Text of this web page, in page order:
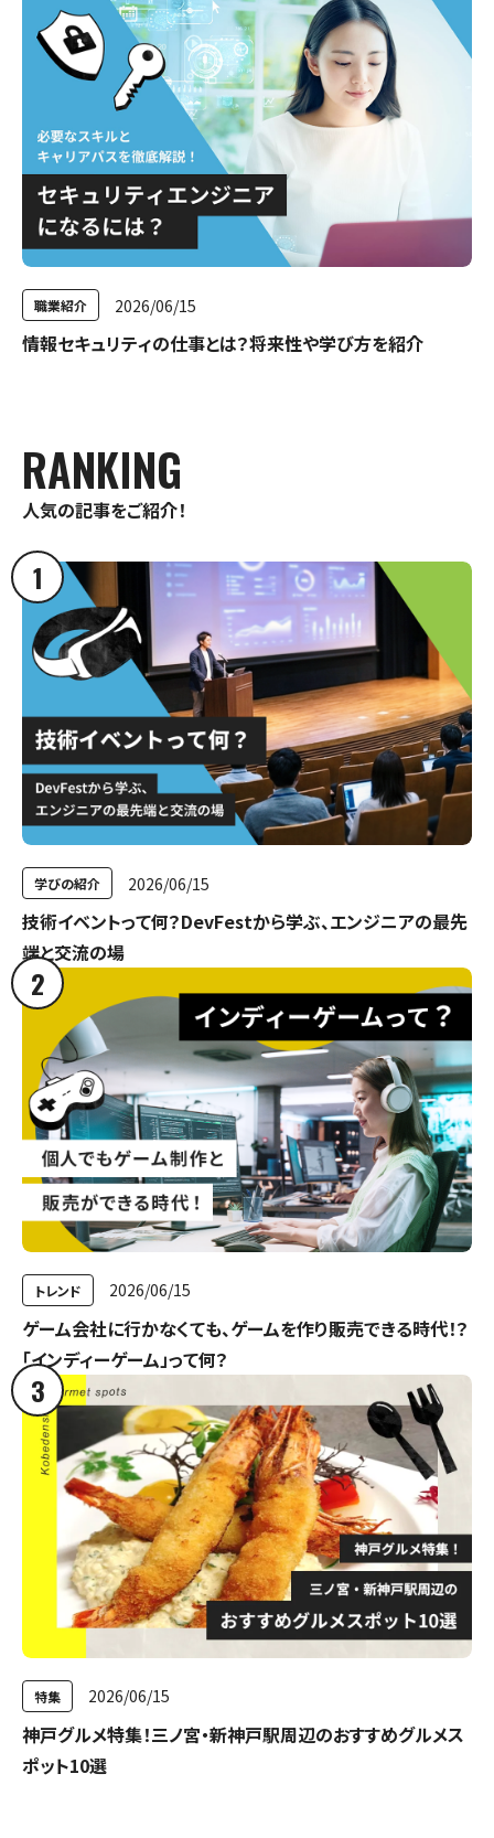
職業紹介 2026/06/15
情報セキュリティの仕事とは？将来性や学び方を紹介
RANKING
人気の記事をご紹介！
1
学びの紹介 2026/06/15
技術イベントって何？DevFestから学ぶ、エンジニアの最先
端と交流の場
2
トレンド 2026/06/15
ゲーム会社に行かなくても、ゲームを作り販売できる時代！？
「インディーゲーム」って何？
3
特集 2026/06/15
神戸グルメ特集！三ノ宮・新神戸駅周辺のおすすめグルメス
ポット10選